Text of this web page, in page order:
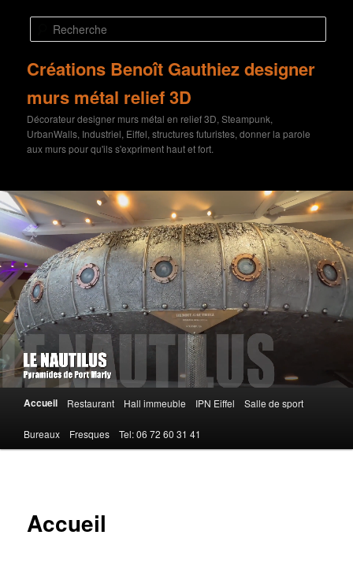
contenu
Créations Benoît Gauthiez designer
murs métal relief 3D
Décorateur designer murs métal en relief 3D, Steampunk,
UrbanWalls, Industriel, Eiffel, structures futuristes, donner la parole
aux murs pour qu'ils s'expriment haut et fort.
Accueil Restaurant Hall immeuble IPN Eiffel Salle de sport
Bureaux Fresques Tel: 06 72 60 31 41
Accueil